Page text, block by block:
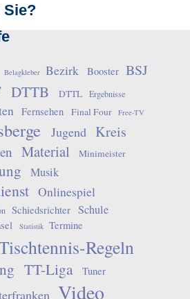
Sie?
Belagkleber Bezirk Booster BSJ
DTTB DTTL Ergebnisse
Fernsehen Final Four Free-TV
Jugend Kreis
Material Minimeister
Musik
Onlinespiel
Schiedsrichter Schule
Statistik Termine
Regeln
TT-Liga Tuner
Video